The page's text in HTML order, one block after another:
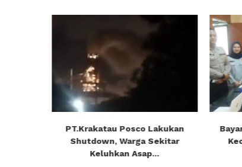
PT.Krakatau Posco Lakukan
Shutdown, Warga Sekitar
Keluhkan Asap...